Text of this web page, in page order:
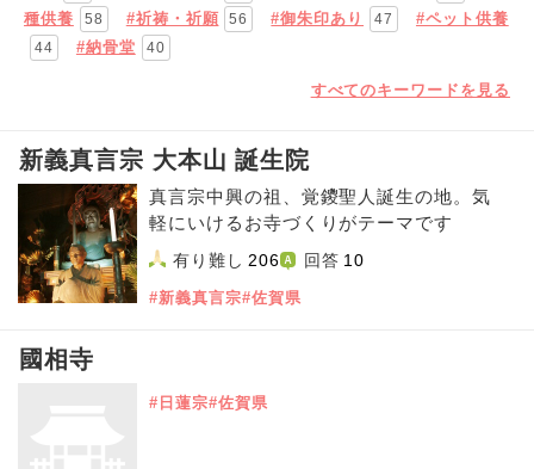
種供養
58 #祈祷・祈願 56 #御朱印あり 47 #ペット供養
44 #納骨堂 40
すべてのキーワードを見る
新義真言宗 大本山 誕生院
真言宗中興の祖、覚鑁聖人誕生の地。気
軽にいけるお寺づくりがテーマです
有り難し 206 回答 10
#新義真言宗#佐賀県
國相寺
#日蓮宗#佐賀県